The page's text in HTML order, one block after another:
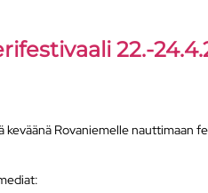
22.-
Rovaniemelle nauttimaan